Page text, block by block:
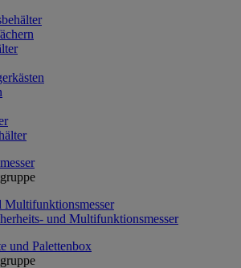
Multifunktionsmesser
und Multifunktionsmesser
und Palettenbox